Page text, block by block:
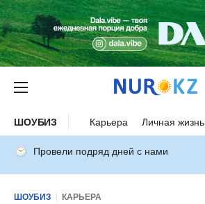
ШОУБИЗ Карьера Личная жизнь
Провели подряд дней с нами
ШОУБИЗ КАРЬЕРА